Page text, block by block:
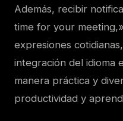
Además, recibir
time for your
expresiones
integración del idioma
manera práctica y
productividad y